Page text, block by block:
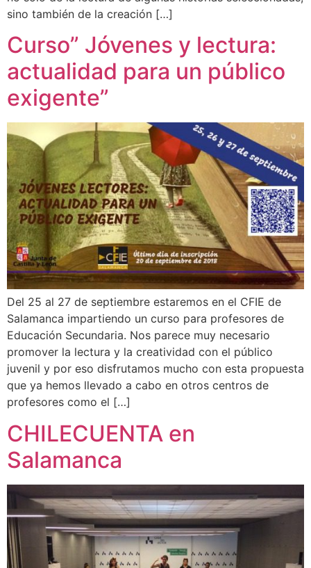
sino también de la creación […]
Curso” Jóvenes y lectura:
actualidad para un público
exigente”
Del 25 al 27 de septiembre estaremos en el CFIE de
Salamanca impartiendo un curso para profesores de
Educación Secundaria. Nos parece muy necesario
promover la lectura y la creatividad con el público
juvenil y por eso disfrutamos mucho con esta propuesta
que ya hemos llevado a cabo en otros centros de
profesores como el […]
CHILECUENTA en
Salamanca